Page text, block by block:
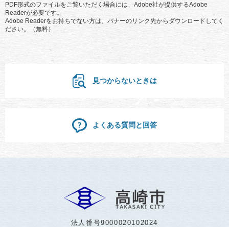
PDF形式のファイルをご覧いただく場合には、Adobe社が提供するAdobe
Readerが必要です。
Adobe Readerをお持ちでない方は、バナーのリンク先からダウンロードしてく
ださい。（無料）
見つからないときは
よくある質問と回答
法人番号9000020102024